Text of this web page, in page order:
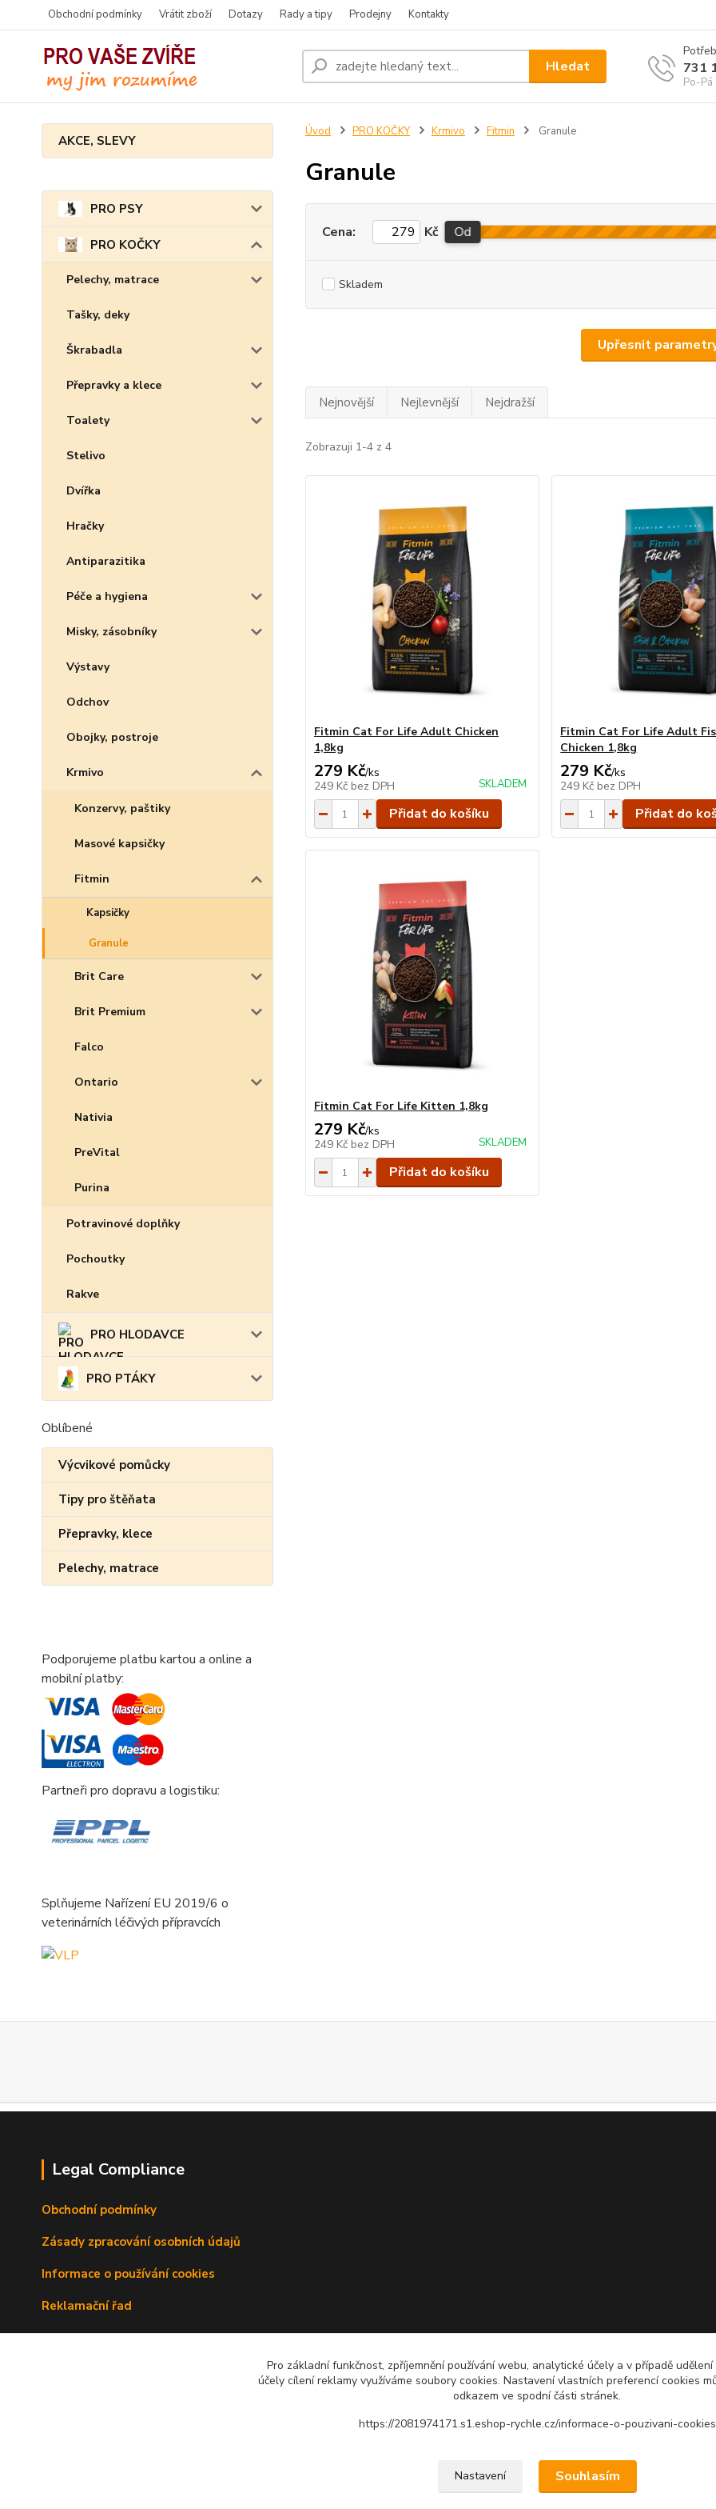
Obchodní podmínky Vrátit zboží Dotazy Rady a tipy Prodejny Kontakty
Hledat 731
Po-
AKCE, SLEVY
PRO PSY
PRO KOČKY
Pelechy, matrace
Tašky, deky
Škrabadla
Přepravky a klece
Toalety
Stelivo
Dvířka
Hračky
Antiparazitika
Péče a hygiena
Misky, zásobníky
Výstavy
Odchov
Obojky, postroje
Krmivo
Konzervy, paštiky
Masové kapsičky
Fitmin
Kapsičky
Granule
Brit Care
Brit Premium
Falco
Ontario
Nativia
PreVital
Purina
Potravinové doplňky
Pochoutky
Rakve
PRO HLODAVCE
PRO PTÁKY
Oblíbené
Výcvikové pomůcky
Tipy pro štěňata
Přepravky, klece
Pelechy, matrace
Podporujeme platbu kartou a online a
mobilní platby:
Partneři pro dopravu a logistiku:
Splňujeme Nařízení EU 2019/6 o
veterinárních léčivých přípravcích
Úvod PRO KOČKY Krmivo Fitmin Granule
Granule
Upřesnit
Cena: Kč Od
Skladem
Nejnovější Nejlevnější Nejdražší
Zobrazuji 1-4 z 4
Fitmin Cat For Life Adult Chicken
1,8kg
279 Kč/ks
249 Kč bez DPH SKLADEM
Přidat do košíku
Fitmin Cat For Life Adult
Chicken 1,8kg
279 Kč/ks
249 Kč bez DPH
Přidat do
Fitmin Cat For Life Kitten 1,8kg
279 Kč/ks
249 Kč bez DPH SKLADEM
Přidat do košíku
Legal Compliance
Obchodní podmínky
Zásady zpracování osobních údajů
Informace o používání cookies
Reklamační řad
Doprava a platba
Upravit sběr cookies.
Pro základní funkčnost, zpříjemnění používání webu, analytické účely a v případě
účely cílení reklamy využíváme soubory cookies. Nastavení vlastních preferencí cookies
odkazem ve spodní části stránek.
https://2081974171.s1.eshop-rychle.cz/informace-o-pouzivani-cookies
Nastavení Souhlasím